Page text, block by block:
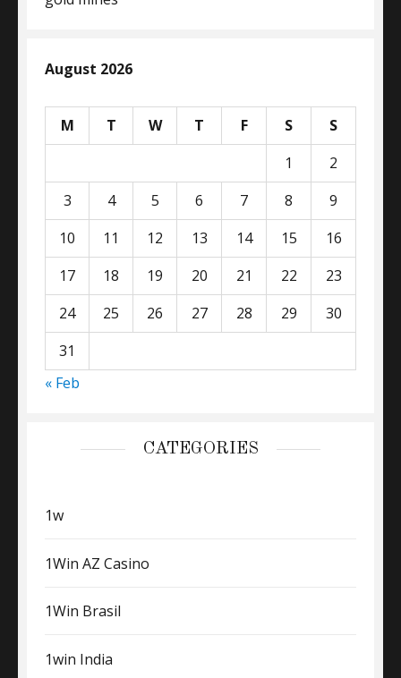
August 2026
M T W T F S
S
1
2
3
4 5 6 7 8
9
10
11 12 13 14 15
16
17
18 19 20 21 22
23
24
25 26 27 28 29
30
31
« Feb
CATEGORIES
1w
1Win AZ Casino
1Win Brasil
1win India